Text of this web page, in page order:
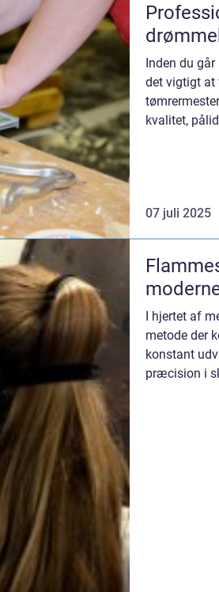
Inden du
det vigtigt at
kvalitet,
07 juli 2025
I hjertet af
metode der
konstant
præcision i